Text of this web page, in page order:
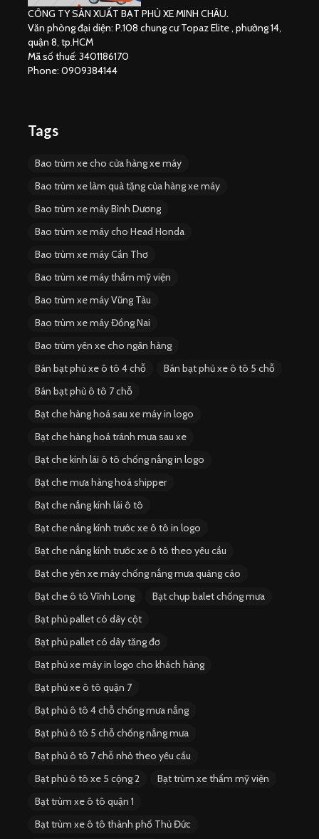
CÔNG TY SẢN XUẤT BẠT PHỦ XE MINH CHÂU.
Văn phòng đại diện: P.108 chung cư Topaz Elite , phường 14,
quận 8, tp.HCM
Mã số thuế: 3401186170
Phone: 0909384144
Tags
Bao trùm xe cho cửa hàng xe máy
Bao trùm xe làm quà tặng của hàng xe máy
Bao trùm xe máy Bình Dương
Bao trùm xe máy cho Head Honda
Bao trùm xe máy Cần Thơ
Bao trùm xe máy thẩm mỹ viện
Bao trùm xe máy Vũng Tàu
Bao trùm xe máy Đồng Nai
Bao trùm yên xe cho ngân hàng
Bán bạt phủ xe ô tô 4 chỗ
Bán bạt phủ xe ô tô 5 chỗ
Bán bạt phủ ô tô 7 chỗ
Bạt che hàng hoá sau xe máy in logo
Bạt che hàng hoá tránh mưa sau xe
Bạt che kính lái ô tô chống nắng in logo
Bạt che mưa hàng hoá shipper
Bạt che nắng kính lái ô tô
Bạt che nắng kính trước xe ô tô in logo
Bạt che nắng kính trước xe ô tô theo yêu cầu
Bạt che yên xe máy chống nắng mưa quảng cáo
Bạt che ô tô Vĩnh Long
Bạt chụp balet chống mưa
Bạt phủ pallet có dây cột
Bạt phủ pallet có dây tăng đơ
Bạt phủ xe máy in logo cho khách hàng
Bạt phủ xe ô tô quận 7
Bạt phủ ô tô 4 chỗ chống mưa nắng
Bạt phủ ô tô 5 chỗ chống nắng mưa
Bạt phủ ô tô 7 chỗ nhỏ theo yêu cầu
Bạt phủ ô tô xe 5 cộng 2
Bạt trùm xe thẩm mỹ viện
Bạt trùm xe ô tô quận 1
Bạt trùm xe ô tô thành phố Thủ Đức